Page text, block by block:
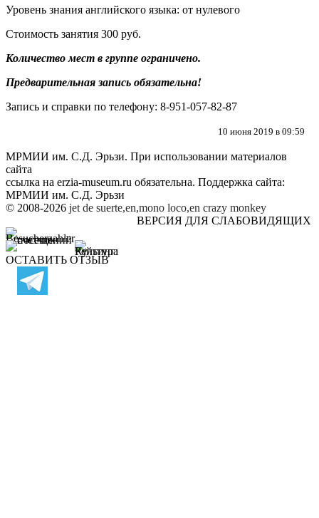
Уровень знания английского языка: от нулевого
Стоимость занятия 300 руб.
Количество мест в группе ограничено.
Предварительная запись обязательна!
Запись и справки по телефону: 8-951-057-82-87
10 июня 2019 в 09:59
МРМИИ им. С.Д. Эрьзи. При использовании материалов
сайта
ссылка на erzia-museum.ru обязательна. Поддержка сайта:
МРМИИ им. С.Д. Эрьзи
© 2008-2026 jet de suerte,en,mono loco,en crazy monkey
ВЕРСИЯ ДЛЯ СЛАБОВИДЯЩИХ
ОСТАВИТЬ ОТЗЫВ